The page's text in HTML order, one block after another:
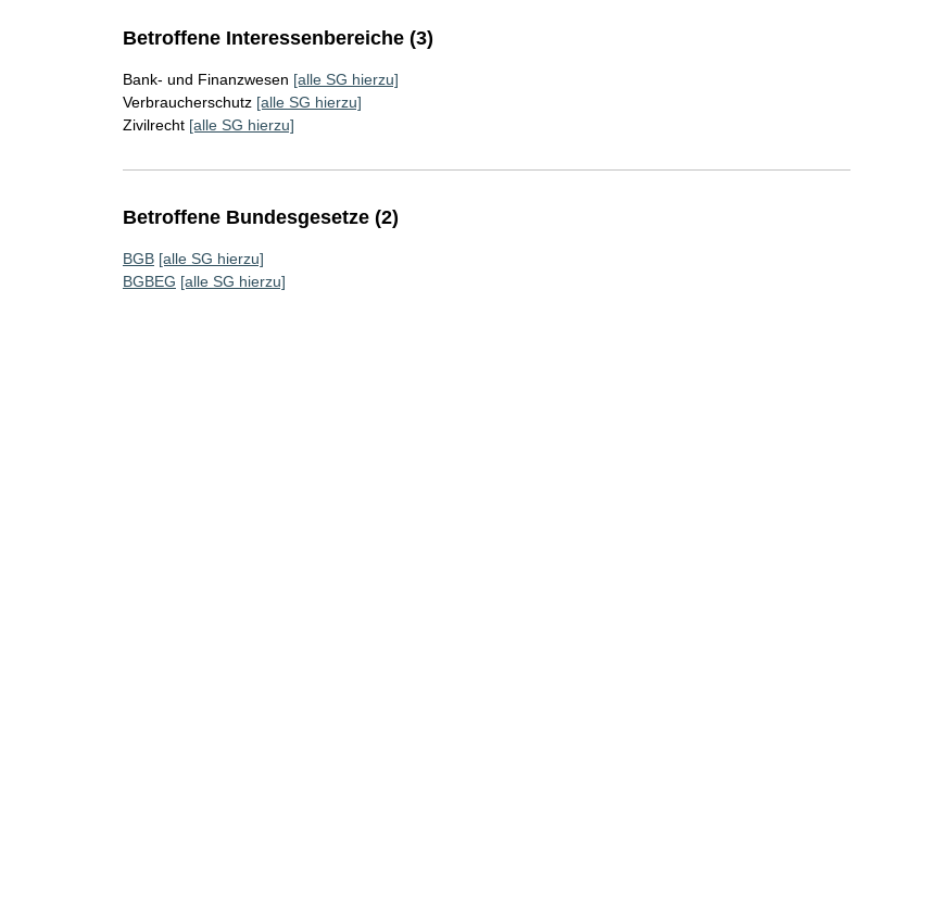
Betroffene Interessenbereiche (3)
Bank- und Finanzwesen [alle SG hierzu]
Verbraucherschutz [alle SG hierzu]
Zivilrecht [alle SG hierzu]
Betroffene Bundesgesetze (2)
BGB [alle SG hierzu]
BGBEG [alle SG hierzu]